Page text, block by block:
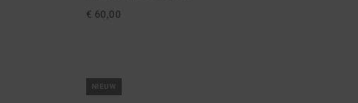
€ 60,00
NIEUW